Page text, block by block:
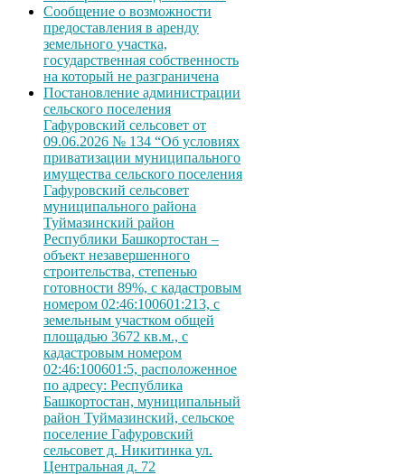
Сообщение о возможности
предоставления в аренду
земельного участка,
государственная собственность
на который не разграничена
Постановление администрации
сельского поселения
Гафуровский сельсовет от
09.06.2026 № 134 “Об условиях
приватизации муниципального
имущества сельского поселения
Гафуровский сельсовет
муниципального района
Туймазинский район
Республики Башкортостан –
объект незавершенного
строительства, степенью
готовности 89%, с кадастровым
номером 02:46:100601:213, с
земельным участком общей
площадью 3672 кв.м., с
кадастровым номером
02:46:100601:5, расположенное
по адресу: Республика
Башкортостан, муниципальный
район Туймазинский, сельское
поселение Гафуровский
сельсовет д. Никитинка ул.
Центральная д. 72